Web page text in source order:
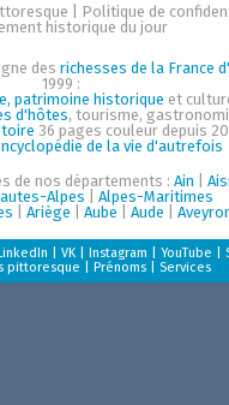
Politique de
historique du jour
des richesses de la France
1999 :
patrimoine historique et
d'hôtes, tourisme,
36 pages couleur depuis
de la vie d'autrefois
de nos départements : Ain
Alpes
Alpes-Maritimes
Ariège Aube Aude
VK| Instagram YouTube
pittoresque Prénoms| Services